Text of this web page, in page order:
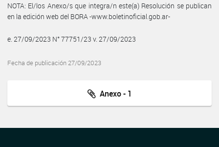
NOTA: El/los Anexo/s que integra/n este(a) Resolución se publican
en la edición web del BORA -www.boletinoficial.gob.ar-
e. 27/09/2023 N° 77751/23 v. 27/09/2023
Fecha de publicación 27/09/2023
Anexo - 1